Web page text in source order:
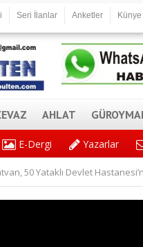
Seri İlanlar Anketler Künye
AHLAT
E-Dergi Yazarlar
50 Yataklı Devlet